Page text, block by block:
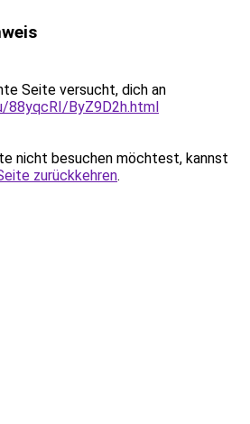
Seite versucht, dich an
88yqcRI/ByZ9D2h.html
nicht besuchen möchtest, kannst
zurückkehren.